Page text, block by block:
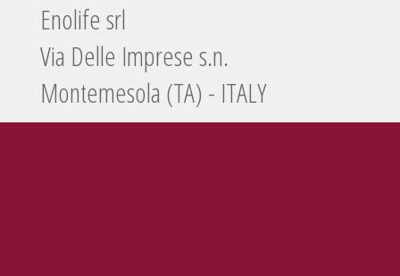
Enolife srl
Via Delle Imprese s.n.
Montemesola (TA) - ITALY